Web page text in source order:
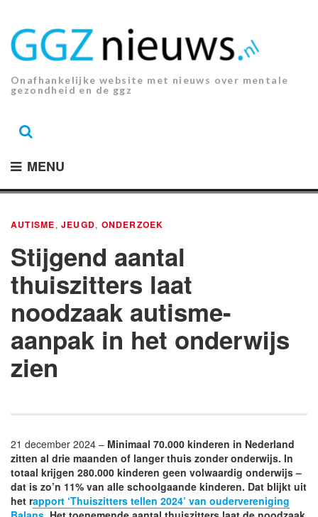
inhoud.
Onafhankelijke website met nieuws over mentale
gezondheid en de ggz
MENU
AUTISME, JEUGD, ONDERZOEK
Stijgend aantal
thuiszitters laat
noodzaak autisme-
aanpak in het onderwijs
zien
21 december 2024 – Minimaal 70.000 kinderen in Nederland
zitten al drie maanden of langer thuis zonder onderwijs. In
totaal krijgen 280.000 kinderen geen volwaardig onderwijs –
dat is zo’n 11% van alle schoolgaande kinderen. Dat blijkt uit
het rapport ‘Thuiszitters tellen 2024’ van oudervereniging